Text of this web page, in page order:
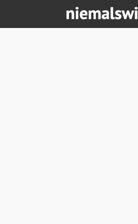
Zum Hauptinhalt springen
Zum Hauptmenü springen
Zu den Quicklinks springen
NIEMALS WIEDER!